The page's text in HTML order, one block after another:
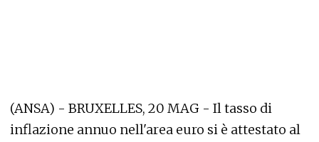
(ANSA) - BRUXELLES, 20 MAG - Il tasso di
inflazione annuo nell'area euro si è attestato al